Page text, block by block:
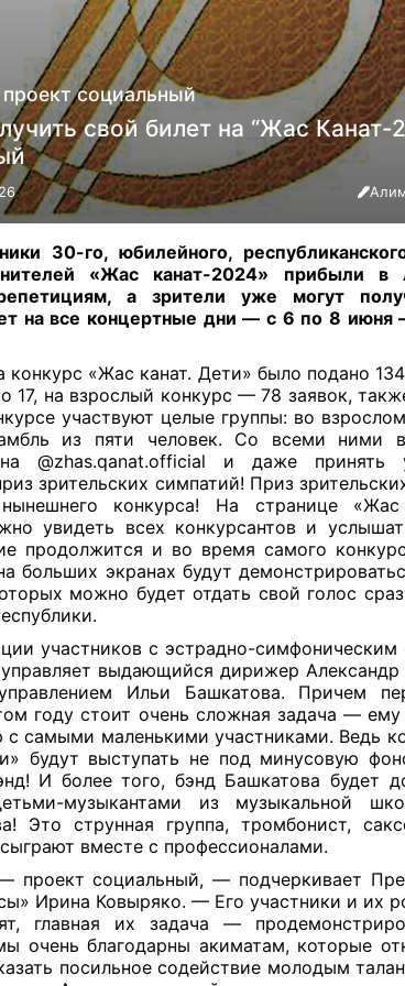
социальный
свой билет на “Жас Канат-
30-го, юбилейного,
«Жас канат-2024» прибыли
а зрители уже могут
на все концертные дни — с 6 по 8 июня
конкурс «Жас канат. Дети» было подано
17, на взрослый конкурс — 78 заявок,
участвуют целые группы: во
из пяти человек. Со всеми ними
на @zhas.qanat.official и даже принять
зрительских симпатий! Приз
конкурса! На странице
увидеть всех конкурсантов и
продолжится и во время самого
больших экранах будут
можно будет отдать свой голос
участников с эстрадно-
выдающийся дирижер Александр
Ильи Башкатова. Причем
году стоит очень сложная задача — ему
с самыми маленькими участниками. Ведь
будут выступать не под минусовую
И более того, бэнд Башкатова будет
музыкантами из музыкальной
Это струнная группа, тромбонист,
вместе с профессионалами.
проект социальный, — подчеркивает
Ирина Ковыряко. — Его участники и их
главная их задача —
очень благодарны акиматам, которые
посильное содействие молодым